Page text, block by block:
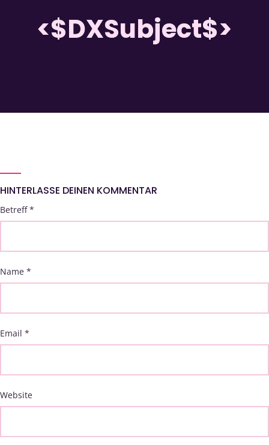
<$DXSubject$>
HINTERLASSE DEINEN KOMMENTAR
Betreff*
Name *
Email *
Website